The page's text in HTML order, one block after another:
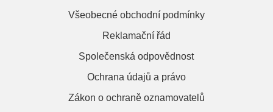
Všeobecné obchodní podmínky
Reklamační řád
Společenská odpovědnost
Ochrana údajů a právo
Zákon o ochraně oznamovatelů